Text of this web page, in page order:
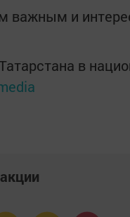
важным и
в